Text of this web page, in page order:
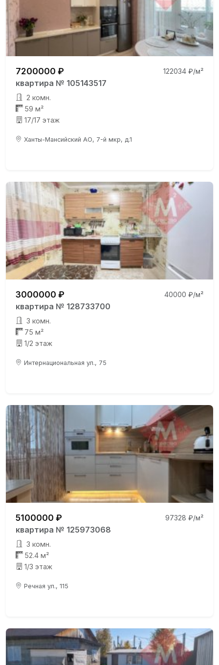
7200000 ₽ 122034 ₽/м²
квартира № 105143517
2 комн.
59 м²
17/17 этаж
Ханты-Мансийский АО, 7-й мкр, д.1
3000000 ₽ 40000 ₽/м²
квартира № 128733700
3 комн.
75 м²
1/2 этаж
Интернациональная ул., 75
5100000 ₽ 97328 ₽/м²
квартира № 125973068
3 комн.
52.4 м²
1/3 этаж
Речная ул., 115